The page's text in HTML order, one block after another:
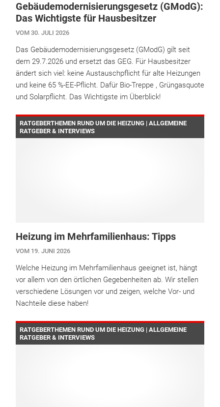
Gebäudemodernisierungsgesetz (GModG):
Das Wichtigste für Hausbesitzer
VOM 30. JULI 2026
Das Gebäudemodernisierungsgesetz (GModG) gilt seit
dem 29.7.2026 und ersetzt das GEG. Für Hausbesitzer
ändert sich viel: keine Austauschpflicht für alte Heizungen
und keine 65 %-EE-Pflicht. Dafür Bio-Treppe , Grüngasquote
und Solarpflicht. Das Wichtigste im Überblick!
RATGEBERTHEMEN RUND UM DIE HEIZUNG | ALLGEMEINE
RATGEBER & INTERVIEWS
Heizung im Mehrfamilienhaus: Tipps
VOM 19. JUNI 2026
Welche Heizung im Mehrfamilienhaus geeignet ist, hängt
vor allem von den örtlichen Gegebenheiten ab. Wir stellen
verschiedene Lösungen vor und zeigen, welche Vor- und
Nachteile diese haben!
RATGEBERTHEMEN RUND UM DIE HEIZUNG | ALLGEMEINE
RATGEBER & INTERVIEWS